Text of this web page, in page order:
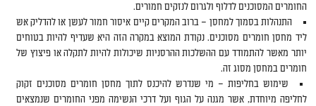
החומרים המסוכנים לדלוף ולגרום לנזקים חמורים.
התנהלות בסמוך למחסן – ברוב המקרים קיים איסור חמור לעשן או להדליק אש
ליד מחסן חומרים מסוכנים. נקודת המוצא במקרה הזה היא שעדיף להיות בטוחים
יותר מאשר להתמודד עם ההשלכות ההרסניות שיכולות להיות לתקלה או פיצוץ של
חומרים במחסן מסוג זה.
שימוש בחליפות – מי שנדרש להיכנס לתוך מחסן חומרים מסוכנים זקוק
לחליפה מיוחדת, אשר מגנה על הגוף ועל דרכי הנשימה מפני החומרים שנמצאים